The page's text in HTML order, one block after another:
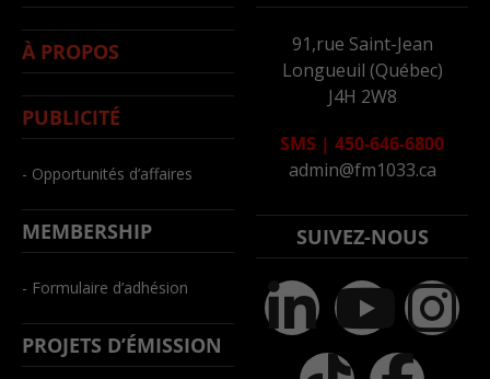
À PROPOS
PUBLICITÉ
- Opportunités d’affaires
MEMBERSHIP
- Formulaire d’adhésion
PROJETS D’ÉMISSION
91,rue Saint-Jean
Longueuil (Québec)
J4H 2W8
SMS | 450-646-6800
admin@fm1033.ca
SUIVEZ-NOUS